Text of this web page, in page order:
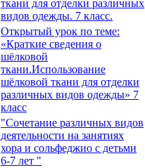
ткани для отделки различных
видов одежды. 7 класс.
Открытый урок по теме:
«Краткие сведения о
шёлковой
ткани.Использование
шёлковой ткани для отделки
различных видов одежды» 7
класс
"Сочетание различных видов
деятельности на занятиях
хора и сольфеджио с детьми
6-7 лет "